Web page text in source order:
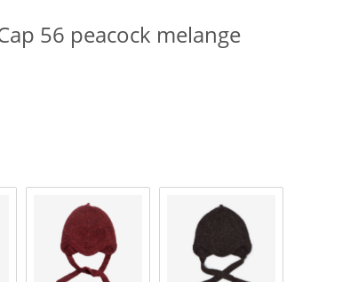
56 peacock melange